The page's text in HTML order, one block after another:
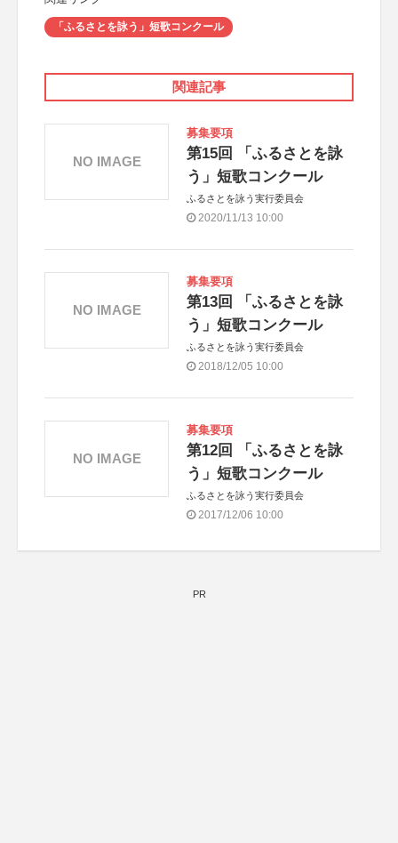
「ふるさとを詠う」短歌コンクール
関連記事
募集要項
第15回 「ふるさとを詠
う」短歌コンクール
ふるさとを詠う実行委員会
2020/11/13 10:00
NO IMAGE
募集要項
第13回 「ふるさとを詠
う」短歌コンクール
ふるさとを詠う実行委員会
2018/12/05 10:00
NO IMAGE
募集要項
第12回 「ふるさとを詠
う」短歌コンクール
ふるさとを詠う実行委員会
2017/12/06 10:00
NO IMAGE
PR